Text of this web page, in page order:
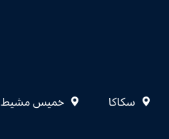
سكاكا خميس مشيط